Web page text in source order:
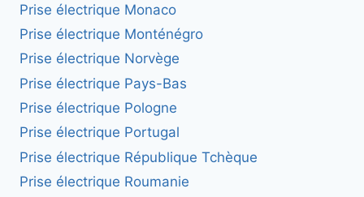
Prise électrique Monaco
Prise électrique Monténégro
Prise électrique Norvège
Prise électrique Pays-Bas
Prise électrique Pologne
Prise électrique Portugal
Prise électrique République Tchèque
Prise électrique Roumanie